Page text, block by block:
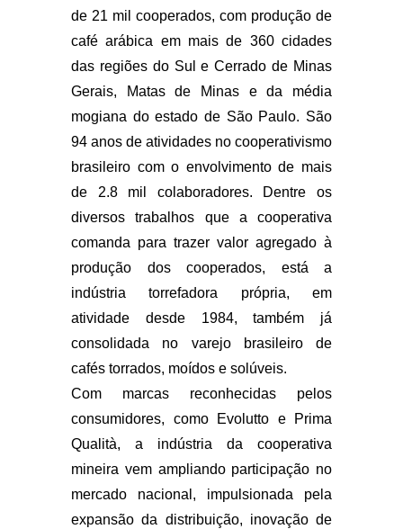
de 21 mil cooperados, com produção de
café arábica em mais de 360 cidades
das regiões do Sul e Cerrado de Minas
Gerais, Matas de Minas e da média
mogiana do estado de São Paulo. São
94 anos de atividades no cooperativismo
brasileiro com o envolvimento de mais
de 2.8 mil colaboradores. Dentre os
diversos trabalhos que a cooperativa
comanda para trazer valor agregado à
produção dos cooperados, está a
indústria torrefadora própria, em
atividade desde 1984, também já
consolidada no varejo brasileiro de
cafés torrados, moídos e solúveis.
Com marcas reconhecidas pelos
consumidores, como Evolutto e Prima
Qualità, a indústria da cooperativa
mineira vem ampliando participação no
mercado nacional, impulsionada pela
expansão da distribuição, inovação de